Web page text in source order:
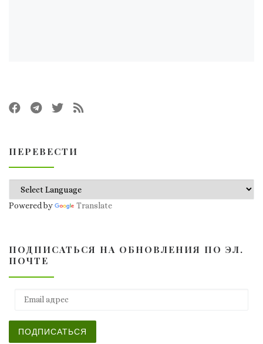
ПЕРЕВЕСТИ
Powered by Translate
ПОДПИСАТЬСЯ НА ОБНОВЛЕНИЯ ПО ЭЛ.
ПОЧТЕ
ПОДПИСАТЬСЯ